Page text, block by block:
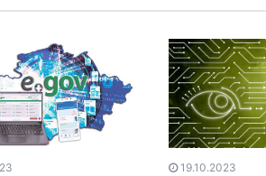
19.10.2023